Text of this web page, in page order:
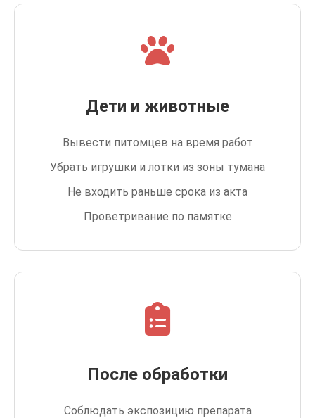
Дети и животные
Вывести питомцев на время работ
Убрать игрушки и лотки из зоны тумана
Не входить раньше срока из акта
Проветривание по памятке
После обработки
Соблюдать экспозицию препарата